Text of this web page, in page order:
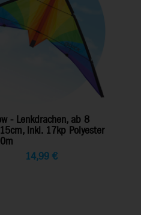
- Lenkdrachen, ab 8
inkl. 17kp Polyester
14,99 €